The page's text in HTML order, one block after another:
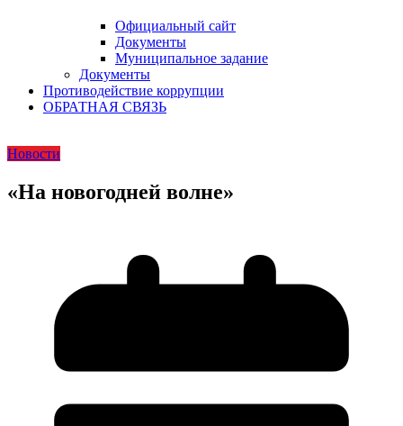
Официальный сайт
Документы
Муниципальное задание
Документы
Противодействие коррупции
ОБРАТНАЯ СВЯЗЬ
Новости
«На новогодней волне»